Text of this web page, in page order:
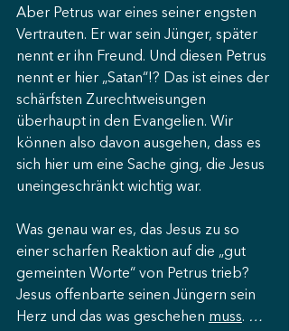
Aber Petrus war eines seiner engsten
Vertrauten. Er war sein Jünger, später
nennt er ihn Freund. Und diesen Petrus
nennt er hier „Satan“!? Das ist eines der
schärfsten Zurechtweisungen
überhaupt in den Evangelien. Wir
können also davon ausgehen, dass es
sich hier um eine Sache ging, die Jesus
uneingeschränkt wichtig war.
Was genau war es, das Jesus zu so
einer scharfen Reaktion auf die „gut
gemeinten Worte“ von Petrus trieb?
Jesus offenbarte seinen Jüngern sein
Herz und das was geschehen muss. …